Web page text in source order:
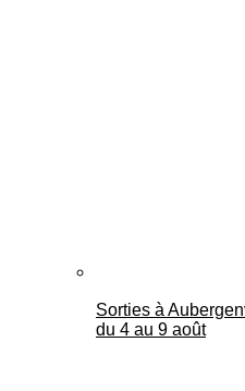
Sorties à
du 4 au 9 août